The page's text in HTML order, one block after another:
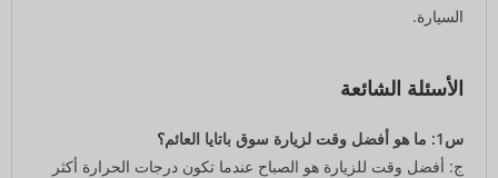
السيارة.
الأسئلة الشائعة
س1: ما هو أفضل وقت لزيارة سوق باتايا العائم؟
ج: أفضل وقت للزيارة هو الصباح عندما تكون درجات الحرارة أكثر